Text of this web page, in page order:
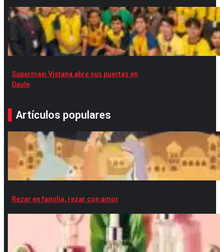
Supermaxi Vistana abre sus puertas en
Daule
Artículos populares
Rezar en familia, rezar con amor